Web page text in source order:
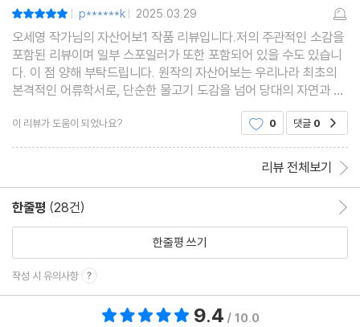
| p******k | 2025.03.29
오세영 작가님의 자산어보1 작품 리뷰입니다.저의 주관적인 소감을
포함된 리뷰이며 일부 스포일러가 또한 포함되어 있을 수도 있습니
다. 이 점 양해 부탁드립니다. 원작의 자산어보는 우리나라 최초의
본격적인 어류학서로, 단순한 물고기 도감을 넘어 당대의 자연과 인
간, 그리고 지식에 대한 태도를 담아낸 책인데 작가님이 잘 그려내신
거 같습니다
이 리뷰가 도움이 되었나요? 0 댓글 0
리뷰 전체보기
한줄평 (28건)
한줄평 쓰기
작성 시 유의사항
9.4 / 10.0